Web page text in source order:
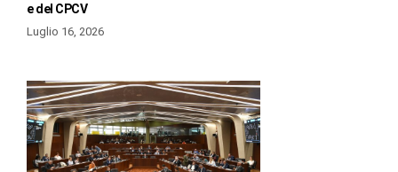
e del CPCV
Luglio 16, 2026